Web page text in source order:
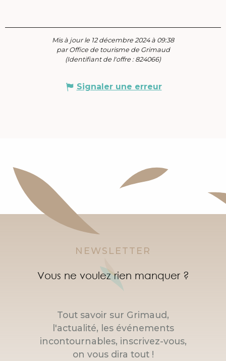
Mis à jour le 12 décembre 2024 à 09:38
par Office de tourisme de Grimaud
(Identifiant de l'offre : 824066)
Signaler une erreur
NEWSLETTER
Vous ne voulez rien manquer ?
Tout savoir sur Grimaud,
l'actualité, les événements
incontournables, inscrivez-vous,
on vous dira tout !